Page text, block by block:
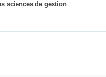
sciences de gestion